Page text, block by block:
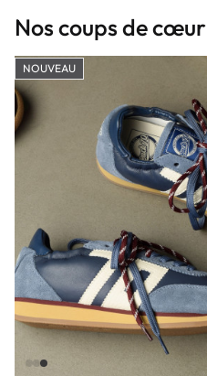
Nos coups de cœur
NOUVEAU